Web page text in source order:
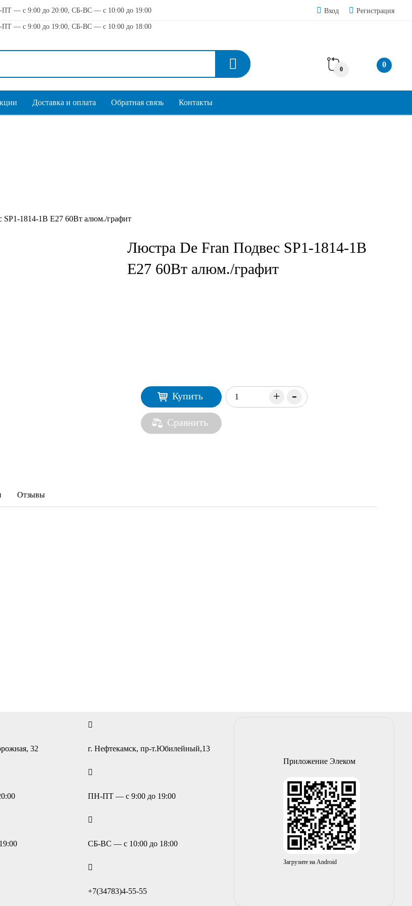
— с 9:00 до 20:00, СБ-ВС — с 10:00 до 19:00
— с 9:00 до 19:00, СБ-ВС — с 10:00 до 18:00
Вход Регистрация
0
0
Доставка и оплата Обратная связь Контакты
SP1-1814-1В Е27 60Вт алюм./графит
Люстра De Fran Подвес SP1-1814-1В
Е27 60Вт алюм./графит
+ -
Купить
Сравнить
Отзывы
32 г. Нефтекамск, пр-т.Юбилейный,13
ПН-ПТ — с 9:00 до 19:00
СБ-ВС — с 10:00 до 18:00
+7(34783)4-55-55
Приложение Элеком
Загрузите на Android